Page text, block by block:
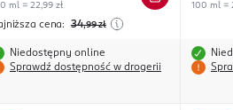
ml = 22,99 zł
cena: 34,99 zł
Niedostępny online
Sprawdź dostępność w drogerii
100 ml =